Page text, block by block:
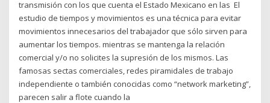
transmisión con los que cuenta el Estado Mexicano en las El
estudio de tiempos y movimientos es una técnica para evitar
movimientos innecesarios del trabajador que sólo sirven para
aumentar los tiempos. mientras se mantenga la relación
comercial y/o no solicites la supresión de los mismos. Las
famosas sectas comerciales, redes piramidales de trabajo
independiente o también conocidas como “network marketing”,
parecen salir a flote cuando la